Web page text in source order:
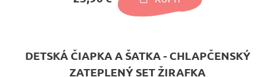
DETSKÁ ČIAPKA A ŠATKA - CHLAPČENSKÝ
ZATEPLENÝ SET ŽIRAFKA